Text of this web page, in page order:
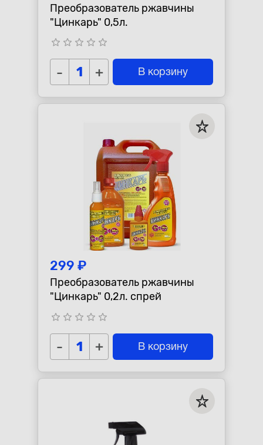
Преобразователь ржавчины
"Цинкарь" 0,5л.
star_border star_border star_border star_border star_border
- + В корзину
299 ₽
Преобразователь ржавчины
"Цинкарь" 0,2л. спрей
star_border star_border star_border star_border star_border
- + В корзину